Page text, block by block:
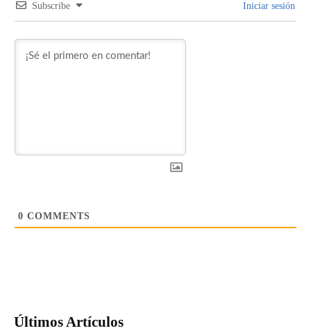
Subscribe Iniciar sesión
0 COMMENTS
Últimos Artículos